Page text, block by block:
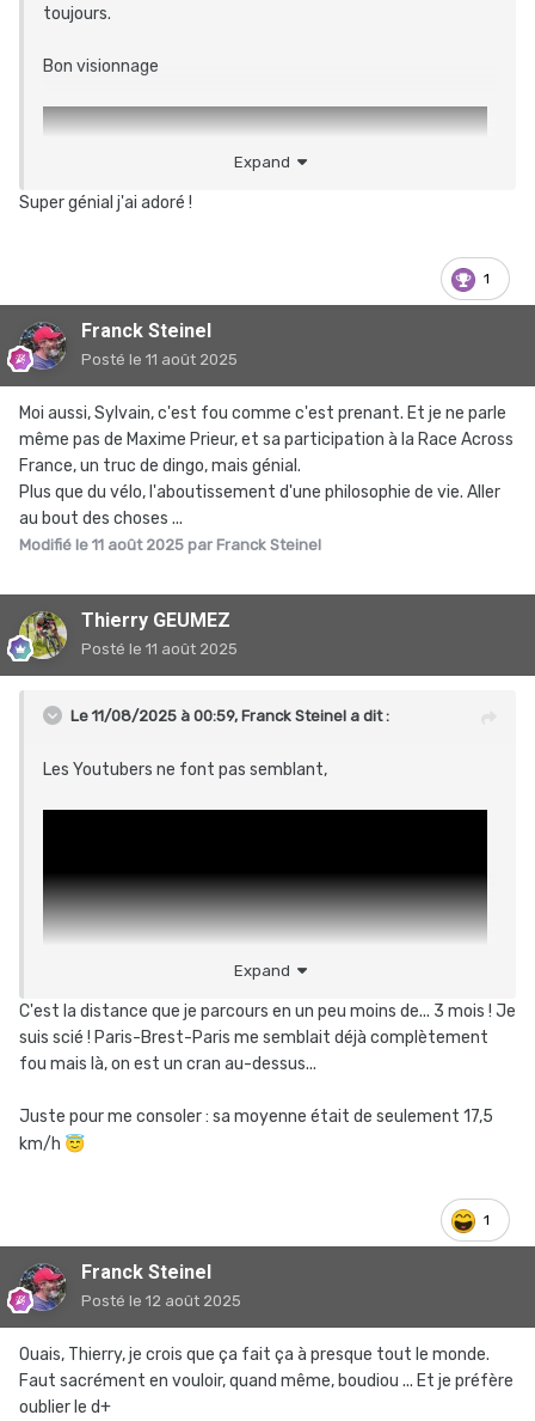
toujours.
Bon visionnage
Expand
Super génial j'ai adoré !
1
Franck Steinel
Posté le 11 août 2025
Moi aussi, Sylvain, c'est fou comme c'est prenant. Et je ne parle
même pas de Maxime Prieur, et sa participation à la Race Across
France, un truc de dingo, mais génial.
Plus que du vélo, l'aboutissement d'une philosophie de vie. Aller
au bout des choses ...
Modifié le 11 août 2025 par Franck Steinel
Thierry GEUMEZ
Posté le 11 août 2025
Le 11/08/2025 à 00:59, Franck Steinel a dit :
Les Youtubers ne font pas semblant,
Expand
C'est la distance que je parcours en un peu moins de... 3 mois ! Je
suis scié ! Paris-Brest-Paris me semblait déjà complètement
fou mais là, on est un cran au-dessus...
Juste pour me consoler : sa moyenne était de seulement 17,5
km/h 😇
1
Franck Steinel
Posté le 12 août 2025
Ouais, Thierry, je crois que ça fait ça à presque tout le monde.
Faut sacrément en vouloir, quand même, boudiou ... Et je préfère
oublier le d+